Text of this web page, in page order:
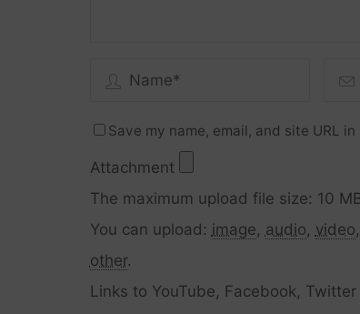
Save my name, email, and site URL
Attachment
The maximum upload file size: 10
You can upload: image, audio, video,
other.
Links to YouTube, Facebook,